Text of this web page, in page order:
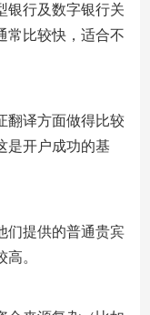
银行及数字银行关
常比较快，适合不
翻译方面做得比较
是开户成功的基
们提供的普通贵宾
。